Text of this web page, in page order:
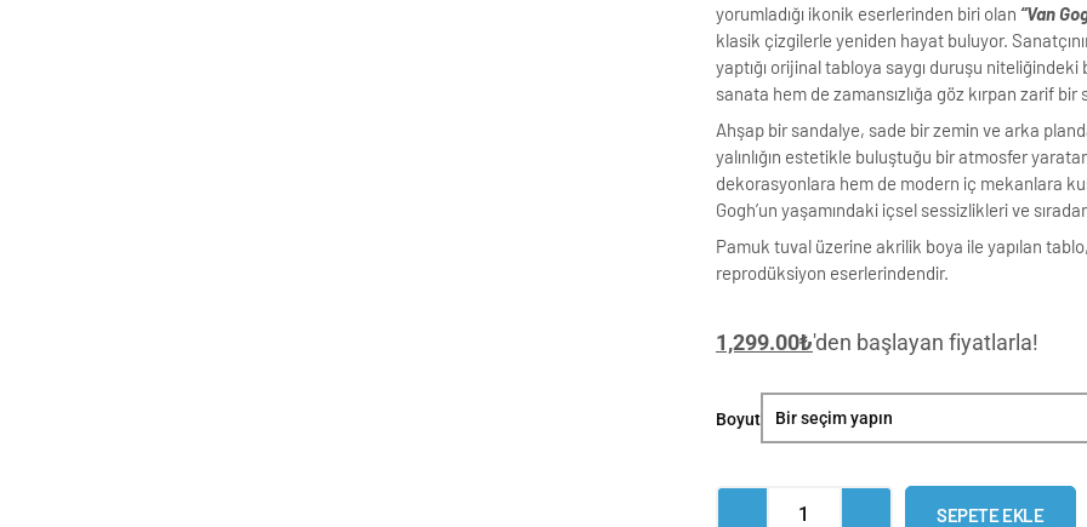
yorumladığı ikonik eserlerinden biri olan “Van
klasik çizgilerle yeniden hayat buluyor. Sanatçının
yaptığı orijinal tabloya saygı duruşu
sanata hem de zamansızlığa göz kırpan zarif bir
Ahşap bir sandalye, sade bir zemin ve arka
yalınlığın estetikle buluştuğu bir atmosfer
dekorasyonlara hem de modern iç mekanlara
Gogh’un yaşamındaki içsel sessizlikleri ve
Pamuk tuval üzerine akrilik boya ile yapılan
reprodüksiyon eserlerindendir.
1,299.00₺'den başlayan fiyatlarla!
Boyut
Van
Gogh's
Klasik
SEPETE EKLE